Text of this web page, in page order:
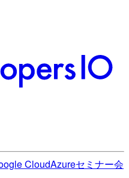
CloudAzureセミナー会